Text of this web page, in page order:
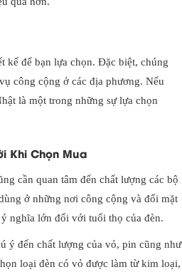
kế để bạn lựa chọn. Đặc biệt, chúng
công cộng ở các địa phương. Nếu
là một trong những sự lựa chọn
Khi Chọn Mua
cần quan tâm đến chất lượng các bộ
ở những nơi công cộng và đối mặt
nghĩa lớn đối với tuổi thọ của đèn.
ý đến chất lượng của vỏ, pin cũng như
loại đèn có vỏ được làm từ kim loại,